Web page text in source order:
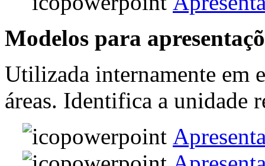
Modelos para
Utilizada internamente em
áreas. Identifica a unidade